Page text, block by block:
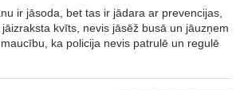
ir jāsoda, bet tas ir jādara ar prevencijas,
kvīts, nevis jāsēž busā un jāuzņem
ka policija nevis patrulē un regulē